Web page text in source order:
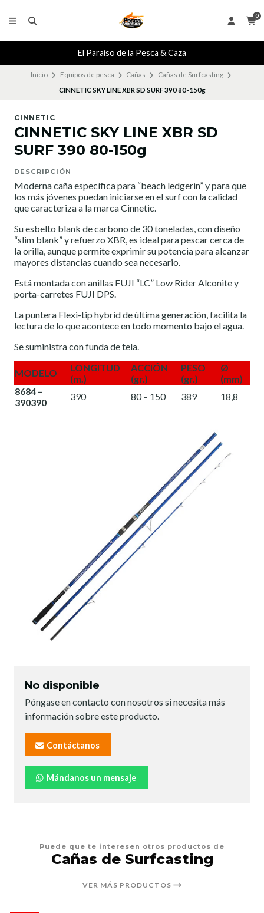
0
El Paraiso de la Pesca & Caza
Inicio Equipos de pesca Cañas
Cañas de Surfcasting
CINNETIC SKY LINE XBR SD SURF 390 80-150g
CINNETIC
CINNETIC SKY LINE XBR SD
SURF 390 80-150g
DESCRIPCIÓN
Moderna caña específica para “beach ledgerin” y para que
los más jóvenes puedan iniciarse en el surf con la calidad
que caracteriza a la marca Cinnetic.
Su esbelto blank de carbono de 30 toneladas, con diseño
“slim blank” y refuerzo XBR, es ideal para pescar cerca de
la orilla, aunque permite exprimir su potencia para alcanzar
mayores distancias cuando sea necesario.
Está montada con anillas FUJI “LC” Low Rider Alconite y
porta-carretes FUJI DPS.
La puntera Flexi-tip hybrid de última generación, facilita la
lectura de lo que acontece en todo momento bajo el agua.
Se suministra con funda de tela.
MODELO
LONGITUD
(m.)
ACCIÓN
(gr.)
PESO
(gr.)
Ø
(mm)
8684 –
390390
390 80 – 150 389 18,8
No disponible
Póngase en contacto con nosotros si necesita más
información sobre este producto.
Contáctanos
Mándanos un mensaje
Puede que te interesen otros productos de
Cañas de Surfcasting
VER MÁS PRODUCTOS